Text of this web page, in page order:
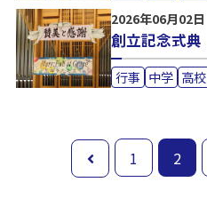
2026年06月02日
創立記念式典
行事 中学 高校
1 2